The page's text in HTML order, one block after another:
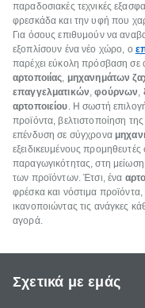
παραδοσιακές τεχνικές
φρεσκάδα και την υφή που
Για όσους επιθυμούν να
εξοπλίσουν ένα νέο χώρο, ο
παρέχει εύκολη πρόσβαση σε
αρτοποιίας, μηχανημάτων
επαγγελματικών,φούρνων,
αρτοποιείου. Η σωστή
προϊόντα, βελτιστοποίηση
επένδυση σε σύγχρονα
εξειδικευμένους
παραγωγικότητας, στη
των προϊόντων. Έτσι, ένα
φρέσκα και νόστιμα
ικανοποιώντας τις ανάγκες
αγορά.
Σχετικά με εμάς